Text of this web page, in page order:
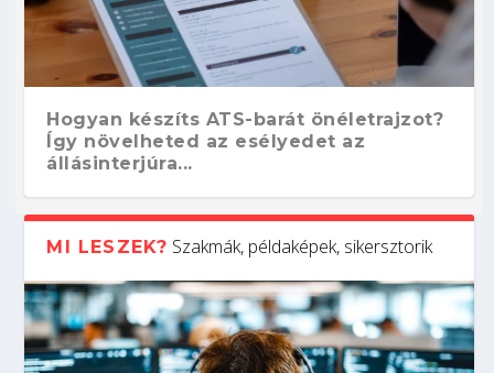
Hogyan készíts ATS-barát önéletrajzot?
Így növelheted az esélyedet az
állásinterjúra...
MI LESZEK? Szakmák, példaképek, sikersztorik